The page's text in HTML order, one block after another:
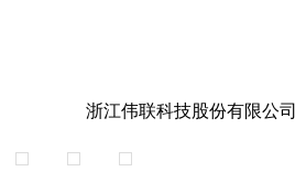
浙江伟联科技股份有限公司